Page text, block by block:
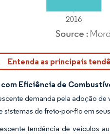
Intelligence. O reuso requer
Entenda as principais
Eficiência de
demanda pela adoção
sistemas de freio-por-fio em
tendência de veículos